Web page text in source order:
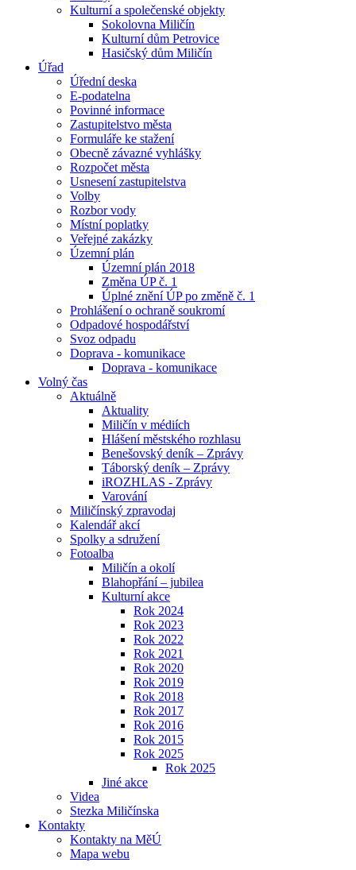
Kulturní a společenské objekty
Sokolovna Miličín
Kulturní dům Petrovice
Hasičský dům Miličín
Úřad
Úřední deska
E-podatelna
Povinné informace
Zastupitelstvo města
Formuláře ke stažení
Obecně závazné vyhlášky
Rozpočet města
Usnesení zastupitelstva
Volby
Rozbor vody
Místní poplatky
Veřejné zakázky
Územní plán
Územní plán 2018
Změna ÚP č. 1
Úplné znění ÚP po změně č. 1
Prohlášení o ochraně soukromí
Odpadové hospodářství
Svoz odpadu
Doprava - komunikace
Doprava - komunikace
Volný čas
Aktuálně
Aktuality
Miličín v médiích
Hlášení městského rozhlasu
Benešovský deník – Zprávy
Táborský deník – Zprávy
iROZHLAS - Zprávy
Varování
Miličínský zpravodaj
Kalendář akcí
Spolky a sdružení
Fotoalba
Miličín a okolí
Blahopřání – jubilea
Kulturní akce
Rok 2024
Rok 2023
Rok 2022
Rok 2021
Rok 2020
Rok 2019
Rok 2018
Rok 2017
Rok 2016
Rok 2015
Rok 2025
Rok 2025
Jiné akce
Videa
Stezka Miličínska
Kontakty
Kontakty na MěÚ
Mapa webu